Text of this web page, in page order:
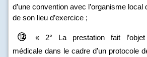
d’une convention avec l’organisme local
de son lieu d’exercice ;
« 2° La prestation fait l’objet
médicale dans le cadre d’un protocole